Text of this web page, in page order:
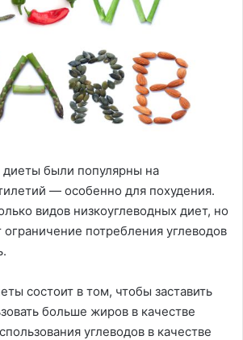
диеты были популярны на
— особенно для похудения.
видов низкоуглеводных диет, но
потребления углеводов
состоит в том, чтобы заставить
больше жиров в качестве
углеводов в качестве